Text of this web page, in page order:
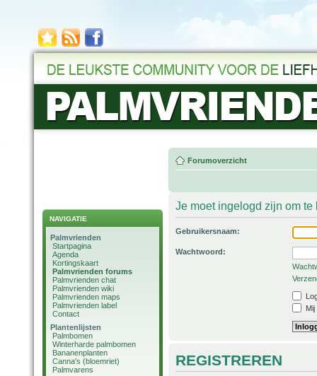
NAVIGATIE
Palmvrienden
Startpagina
Agenda
Kortingskaart
Palmvrienden forums
Palmvrienden chat
Palmvrienden wiki
Palmvrienden maps
Palmvrienden label
Contact
Plantenlijsten
Palmbomen
Winterharde palmbomen
Bananenplanten
Canna's (bloemriet)
Palmvarens
Forumoverzicht
Je moet ingelogd zijn om
Gebruikersnaam:
Wachtwoord:
REGISTREREN